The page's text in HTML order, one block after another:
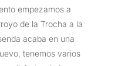
empezamos a
de la Trocha a la
acaba en una
tenemos varios